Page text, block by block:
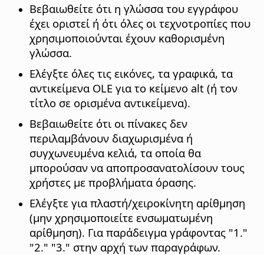
Βεβαιωθείτε ότι η γλώσσα του εγγράφου
έχει οριστεί ή ότι όλες οι τεχνοτροπίες που
χρησιμοποιούνται έχουν καθορισμένη
γλώσσα.
Ελέγξτε όλες τις εικόνες, τα γραφικά, τα
αντικείμενα OLE για το κείμενο alt (ή τον
τίτλο σε ορισμένα αντικείμενα).
Βεβαιωθείτε ότι οι πίνακες δεν
περιλαμβάνουν διαχωρισμένα ή
συγχωνευμένα κελιά, τα οποία θα
μπορούσαν να αποπροσανατολίσουν τους
χρήστες με προβλήματα όρασης.
Ελέγξτε για πλαστή/χειροκίνητη αρίθμηση
(μην χρησιμοποιείτε ενσωματωμένη
αρίθμηση). Για παράδειγμα γράφοντας "1."
"2." "3." στην αρχή των παραγράφων.